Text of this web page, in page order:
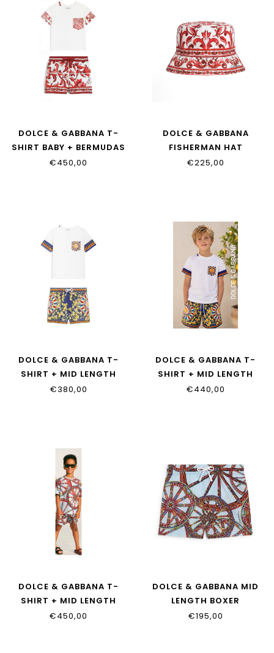
DOLCE & GABBANA T-
SHIRT BABY + BERMUDAS
L4JTKH_G7P5D_W0111
€450,00
DOLCE & GABBANA
FISHERMAN HAT
LB4H42_FI5OI_I63TN
€225,00
DOLCE & GABBANA T-
SHIRT + MID LENGTH
BOXER
€380,00
DOLCE & GABBANA T-
SHIRT + MID LENGTH
BOXER
€440,00
DOLCE & GABBANA T-
SHIRT + MID LENGTH
BOXER
€450,00
DOLCE & GABBANA MID
LENGTH BOXER
L1J850_ON0I7_HC6DU
€195,00